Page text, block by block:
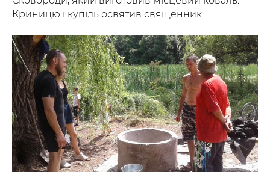
Криницю і купіль освятив священник.